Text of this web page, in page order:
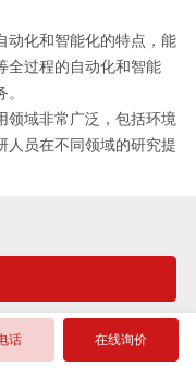
动化和智能化的特点，能
全过程的自动化和智能
领域非常广泛，包括环境
人员在不同领域的研究提
话 在线询价